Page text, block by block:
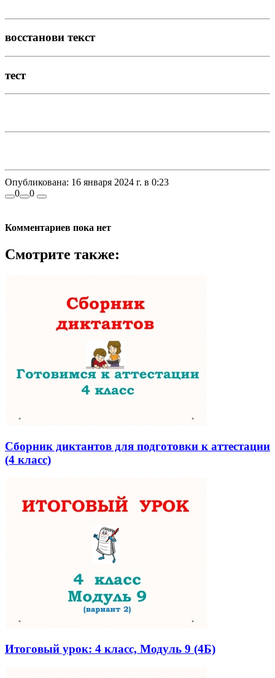
восстанови текст
тест
Опубликована: 16 января 2024 г. в 0:23
0
0
Комментариев пока нет
Смотрите также:
Сборник диктантов для подготовки к аттестации
(4 класс)
Итоговый урок: 4 класс, Модуль 9 (4Б)